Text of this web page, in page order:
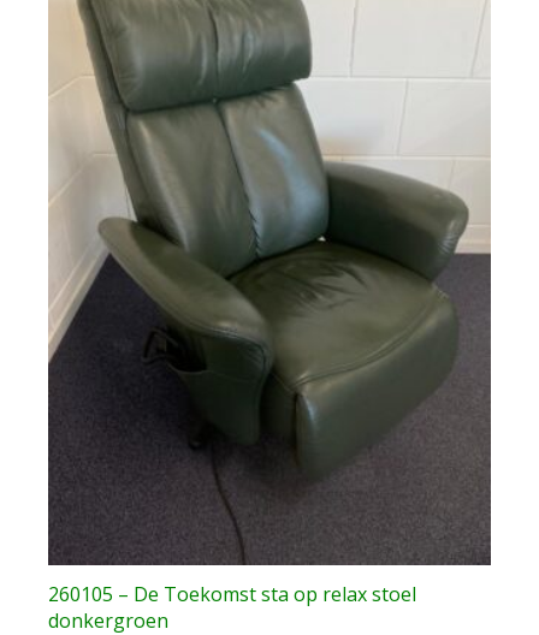
260105 – De Toekomst sta op relax stoel
donkergroen